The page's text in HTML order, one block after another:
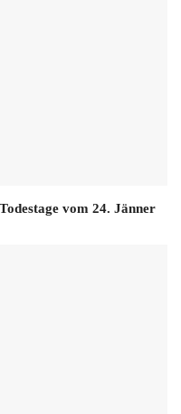
vom 24. Jänner